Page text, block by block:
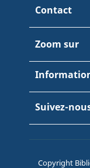
Contact
Zoom sur
Suivez-
Copyright